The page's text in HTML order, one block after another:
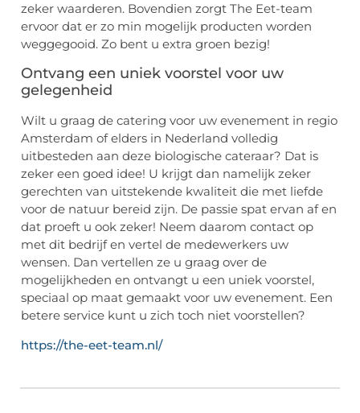
zeker waarderen. Bovendien zorgt The Eet-team
ervoor dat er zo min mogelijk producten worden
weggegooid. Zo bent u extra groen bezig!
Ontvang een uniek voorstel voor uw
gelegenheid
Wilt u graag de catering voor uw evenement in regio
Amsterdam of elders in Nederland volledig
uitbesteden aan deze biologische cateraar? Dat is
zeker een goed idee! U krijgt dan namelijk zeker
gerechten van uitstekende kwaliteit die met liefde
voor de natuur bereid zijn. De passie spat ervan af en
dat proeft u ook zeker! Neem daarom contact op
met dit bedrijf en vertel de medewerkers uw
wensen. Dan vertellen ze u graag over de
mogelijkheden en ontvangt u een uniek voorstel,
speciaal op maat gemaakt voor uw evenement. Een
betere service kunt u zich toch niet voorstellen?
https://the-eet-team.nl/